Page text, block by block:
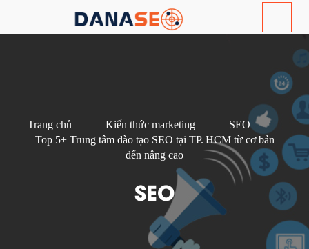
Trang chủ Kiến thức marketing
SEO
Top 5+ Trung tâm đào tạo SEO tại TP. HCM từ cơ bản
đến nâng cao
SEO